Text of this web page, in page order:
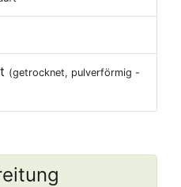
(getrocknet, pulverförmig -